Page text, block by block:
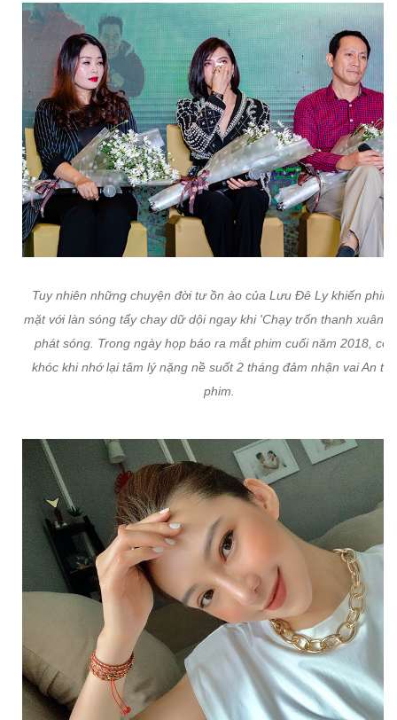
Tuy nhiên những chuyện đời tư ồn ào của Lưu Đê Ly khiến phim
mặt với làn sóng tẩy chay dữ dội ngay khi 'Chạy trốn thanh xuân'
phát sóng. Trong ngày họp báo ra mắt phim cuối năm 2018, cô
khóc khi nhớ lại tâm lý nặng nề suốt 2 tháng đảm nhận vai An
phim.